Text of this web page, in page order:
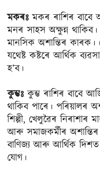
মকৰঃমকৰ ৰাশিৰ বাবে
মনৰ সাহস অক্ষুন্ন থাকিব।
মানসিক অশান্তিৰ
যথেষ্ট কষ্টৰে আর্থিক
হ’ব।
কুম্ভঃ কুম্ভ ৰাশিৰ বাবে
থাকিব পাৰে। পৰিয়ালৰ
শিল্পী, খেলুৱৈৰ
আৰু সমাজকর্মীৰ
বাণিজ্য আৰু আর্থিক দিশত
যােগ।